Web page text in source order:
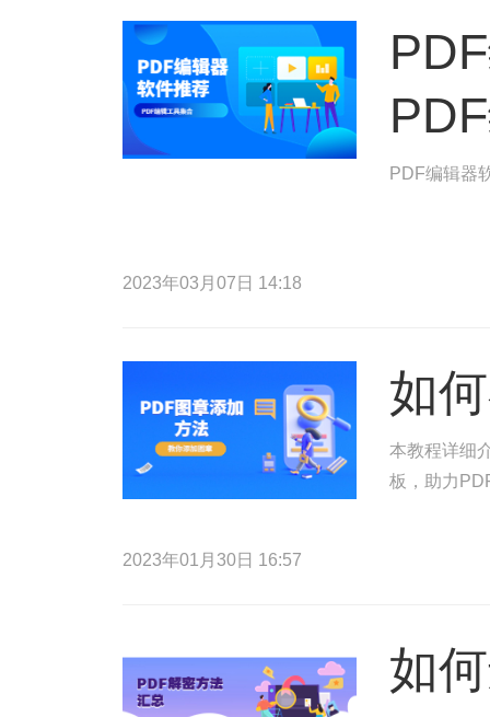
PDF编辑器
2023年03月07日 14:18
如
本教程详细
板，助力
2023年01月30日 16:57
如